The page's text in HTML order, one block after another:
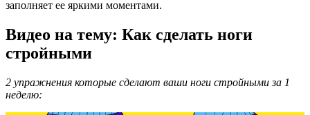
заполняет ее яркими моментами.
Видео на тему: Как сделать ноги
стройными
2 упражнения которые сделают ваши ноги стройными за 1
неделю: